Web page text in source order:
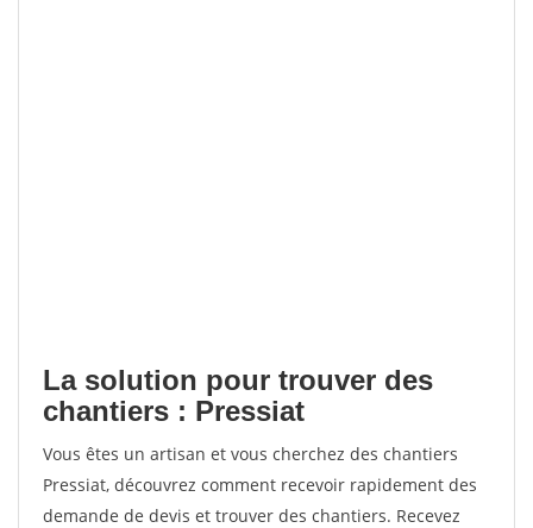
La solution pour trouver des
chantiers : Pressiat
Vous êtes un artisan et vous cherchez des chantiers
Pressiat, découvrez comment recevoir rapidement des
demande de devis et trouver des chantiers. Recevez